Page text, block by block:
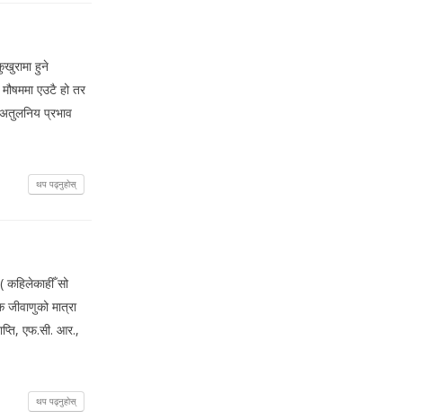
हुने
एउटै हो तर
प्रभाव
थप पढ्नुहोस्
कहिलेकाहीँ सो
मात्रा
एफ.सी. आर.,
थप पढ्नुहोस्